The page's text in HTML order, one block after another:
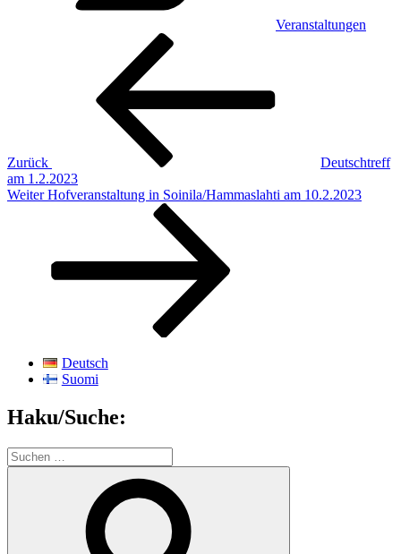
Veranstaltungen
Beitragsnavigation
Zurück
Deutschtreff
am 1.2.2023
Nächster
Weiter Hofveranstaltung in Soinila/Hammaslahti am 10.2.2023
Deutsch
Suomi
Haku/Suche:
Suchen
nach: